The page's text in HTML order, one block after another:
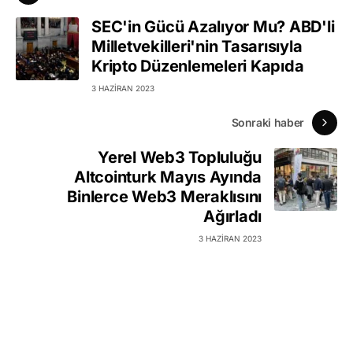
SEC'in Gücü Azalıyor Mu? ABD'li
Milletvekilleri'nin Tasarısıyla
Kripto Düzenlemeleri Kapıda
3 HAZIRAN 2023
Sonraki haber
Yerel Web3 Topluluğu
Altcointurk Mayıs Ayında
Binlerce Web3 Meraklısını
Ağırladı
3 HAZIRAN 2023